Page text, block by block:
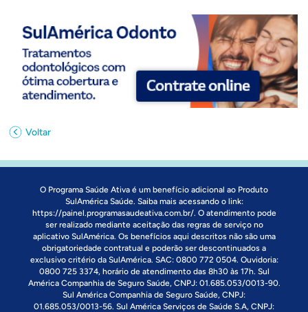
Voltar
O Programa Saúde Ativa é um benefício adicional ao Produto
SulAmérica Saúde. Saiba mais acessando o link:
https://painel.programasaudeativa.com.br/. O atendimento pode
ser realizado mediante aceitação das regras de serviço no
aplicativo SulAmérica. Os benefícios aqui descritos não são uma
obrigatoriedade contratual e poderão ser descontinuados a
exclusivo critério da SulAmérica. SAC: 0800 772 0504. Ouvidoria:
0800 725 3374, horário de atendimento das 8h30 às 17h. Sul
América Companhia de Seguro Saúde, CNPJ: 01.685.053/0013-90.
Sul América Companhia de Seguro Saúde, CNPJ:
01.685.053/0013-56. Sul América Serviços de Saúde S.A, CNPJ: